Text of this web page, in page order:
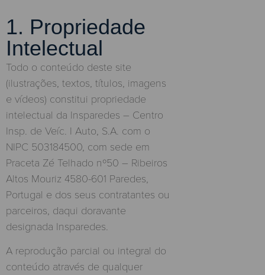
1. Propriedade
Intelectual
Todo o conteúdo deste site
(ilustrações, textos, títulos, imagens
e vídeos) constitui propriedade
intelectual da Insparedes – Centro
Insp. de Veíc. I Auto, S.A. com o
NIPC 503184500, com sede em
Praceta Zé Telhado nº50 – Ribeiros
Altos Mouriz 4580-601 Paredes,
Portugal e dos seus contratantes ou
parceiros, daqui doravante
designada Insparedes.
A reprodução parcial ou integral do
conteúdo através de qualquer